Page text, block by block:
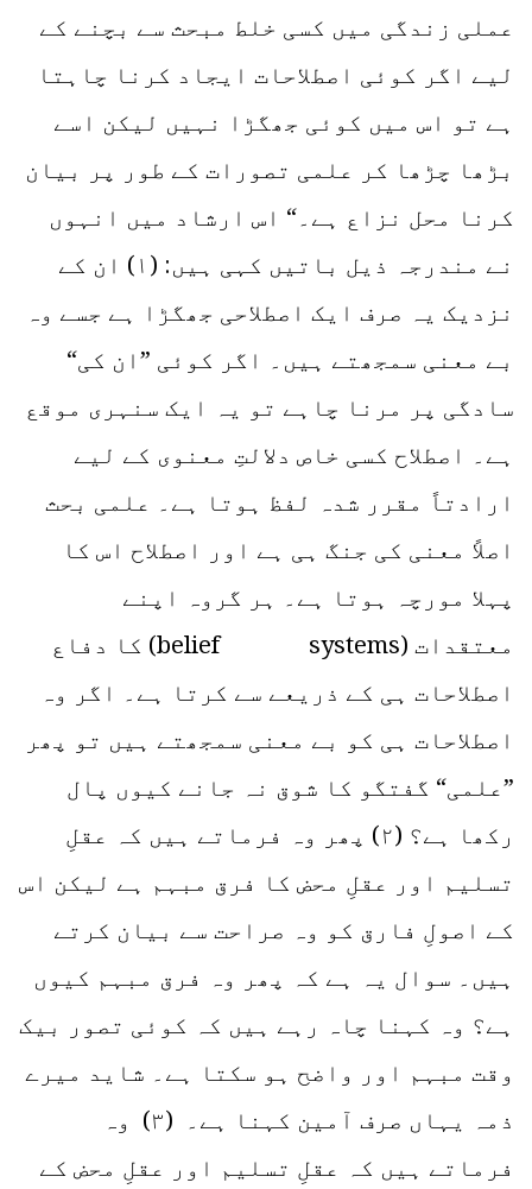
عملی زندگی میں کسی خلط مبحث سے بچنے کے
لیے اگر کوئی اصطلاحات ایجاد کرنا چاہتا
ہے تو اس میں کوئی جھگڑا نہیں لیکن اسے
بڑھا چڑھا کر علمی تصورات کے طور پر بیان
کرنا محل نزاع ہے۔“ اس ارشاد میں انہوں
نے مندرجہ ذیل باتیں کہی ہیں: (۱) ان کے
نزدیک یہ صرف ایک اصطلاحی جھگڑا ہے جسے وہ
بے معنی سمجھتے ہیں۔ اگر کوئی ”ان کی“
سادگی پر مرنا چاہے تو یہ ایک سنہری موقع
ہے۔ اصطلاح کسی خاص دلالتِ معنوی کے لیے
ارادتاً مقرر شدہ لفظ ہوتا ہے۔ علمی بحث
اصلاً معنی کی جنگ ہی ہے اور اصطلاح اس کا
پہلا مورچہ ہوتا ہے۔ ہر گروہ اپنے
معتقدات (belief systems) کا دفاع
اصطلاحات ہی کے ذریعے سے کرتا ہے۔ اگر وہ
اصطلاحات ہی کو بے معنی سمجھتے ہیں تو پھر
”علمی“ گفتگو کا شوق نہ جانے کیوں پال
رکھا ہے؟ (۲) پھر وہ فرماتے ہیں کہ عقلِ
تسلیم اور عقلِ محض کا فرق مبہم ہے لیکن اس
کے اصولِ فارق کو وہ صراحت سے بیان کرتے
ہیں۔ سوال یہ ہے کہ پھر وہ فرق مبہم کیوں
ہے؟ وہ کہنا چاہ رہے ہیں کہ کوئی تصور بیک
وقت مبہم اور واضح ہو سکتا ہے۔ شاید میرے
ذمہ یہاں صرف آمین کہنا ہے۔ (۳) وہ
فرماتے ہیں کہ عقلِ تسلیم اور عقلِ محض کے